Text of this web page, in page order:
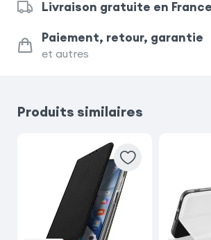
Samsung Galaxy S24 Ultra
Xiaomi Redmi Note 15 Pro 5G
Samsung Galaxy S25 Ultra
Samsung Galaxy S25
Livraison gratuite en France
Paiement, retour, garantie
et autres
Produits similaires